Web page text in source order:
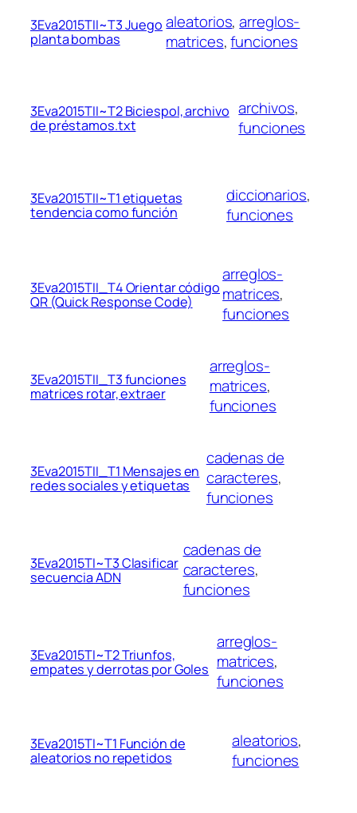
3Eva2015TII~T3 Juego
planta bombas
aleatorios, arreglos-
matrices, funciones
3Eva2015TII~T2 Biciespol, archivo
de préstamos.txt
archivos
funciones
3Eva2015TII~T1 etiquetas
tendencia como función
diccionarios
funciones
3Eva2015TII_T4 Orientar código
QR (Quick Response Code)
arreglos-
matrices
funciones
3Eva2015TII_T3 funciones
matrices rotar, extraer
arreglos-
matrices
funciones
3Eva2015TII_T1 Mensajes en
redes sociales y etiquetas
cadenas de
caracteres
funciones
3Eva2015TI~T3 Clasificar
secuencia ADN
cadenas de
caracteres
funciones
3Eva2015TI~T2 Triunfos,
empates y derrotas por Goles
arreglos-
matrices
funciones
3Eva2015TI~T1 Función de
aleatorios no repetidos
aleatorios
funciones